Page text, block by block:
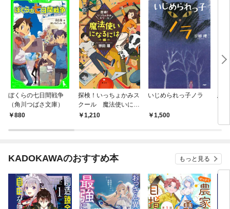
ぼくらの七日間戦争
（角川つばさ文庫）
880
探検！いっちょかみス
クール 魔法使いにな
るには編
1,210
いじめられっ子ノラ
1,500
悪
KADOKAWAのおすすめ本 もっと見る